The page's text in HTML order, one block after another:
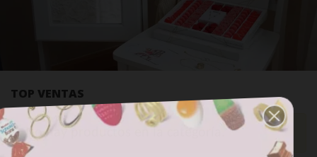
TOP VENTAS
No hay productos en la categoría.